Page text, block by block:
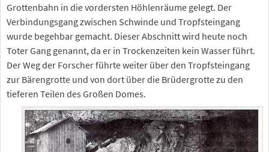
Grottenbahn in die vordersten Höhlenräume gelegt. Der
Verbindungsgang zwischen Schwinde und Tropfsteingang
wurde begehbar gemacht. Dieser Abschnitt wird heute noch
Toter Gang genannt, da er in Trockenzeiten kein Wasser führt.
Der Weg der Forscher führte weiter über den Tropfsteingang
zur Bärengrotte und von dort über die Brüdergrotte zu den
tieferen Teilen des Großen Domes.